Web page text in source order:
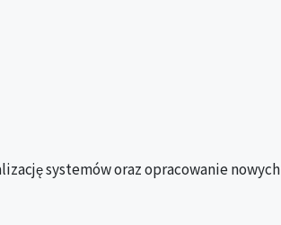
systemów oraz opracowanie nowych